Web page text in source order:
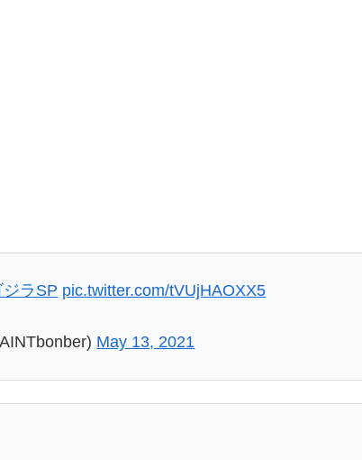
ジラSP pic.twitter.com/tVUjHAOXX5
May 13, 2021